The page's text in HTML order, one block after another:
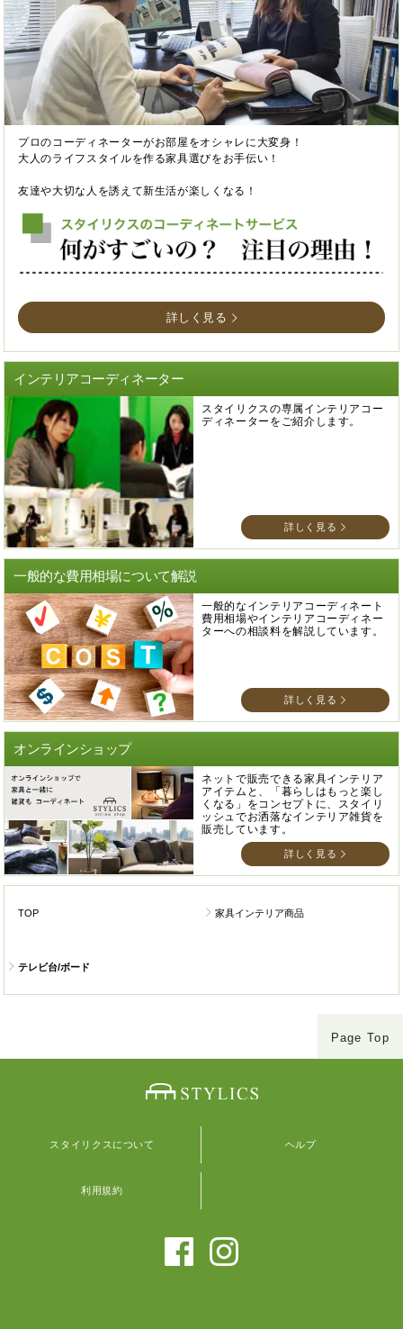
プロのコーディネーターがお部屋をオシャレに大変身！
大人のライフスタイルを作る家具選びをお手伝い！
友達や大切な人を誘えて新生活が楽しくなる！
詳しく見る
インテリアコーディネーター
スタイリクスの専属インテリアコー
ディネーターをご紹介します。
詳しく見る
一般的な費用相場について解説
一般的なインテリアコーディネート
費用相場やインテリアコーディネー
ターへの相談料を解説しています。
詳しく見る
オンラインショップ
ネットで販売できる家具インテリア
アイテムと、「暮らしはもっと楽し
くなる」をコンセプトに、スタイリ
ッシュでお洒落なインテリア雑貨を
販売しています。
詳しく見る
TOP 家具インテリア商品
テレビ台/ボード
Page Top
スタイリクスについて ヘルプ
利用規約